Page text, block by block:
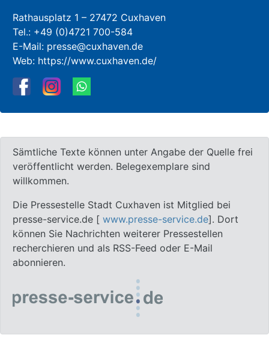
Rathausplatz 1 – 27472 Cuxhaven
Tel.: +49 (0)4721 700-584
E-Mail: presse@cuxhaven.de
Web: https://www.cuxhaven.de/
Sämtliche Texte können unter Angabe der Quelle frei
veröffentlicht werden. Belegexemplare sind
willkommen.
Die Pressestelle Stadt Cuxhaven ist Mitglied bei
presse-service.de [ www.presse-service.de]. Dort
können Sie Nachrichten weiterer Pressestellen
recherchieren und als RSS-Feed oder E-Mail
abonnieren.